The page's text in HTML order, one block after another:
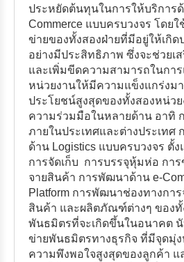
ประหยัดต้นทุนในการให้บริการ
Commerce แบบครบวงจร โดย
ข่ายของทั้งสองฝ่ายที่มีอยู่ให้เกิ
อย่างมีประสิทธิภาพ ซึ่งจะช่วยเ
และเพิ่มขีดความสามารถในกา
หน่วยงานให้มีความแข็งแกร่งม
ประโยชน์สูงสุดของทั้งสองหน่ว
ความร่วมมือในหลายด้าน อาทิ
ภายในประเทศและต่างประเทศ
ด้าน Logistics แบบครบวงจร ตั้
การจัดเก็บ การบรรจุหุ้มห่อ กา
จายสินค้า การพัฒนาด้าน e-
Platform การพัฒนาช่องทางกา
สินค้า และผลิตภัณฑ์ต่างๆ ของทั้
พันธมิตรที่จะเกิดขึ้นในอนาคต นั
ข่ายพันธมิตรทางธุรกิจ ที่มีจุดมุ่ง
ความพึงพอใจสูงสุดของลูกค้า แ